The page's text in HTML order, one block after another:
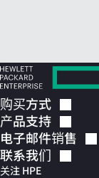
购买方式
产品支持
电子邮件销售
联系我们
关注 HPE